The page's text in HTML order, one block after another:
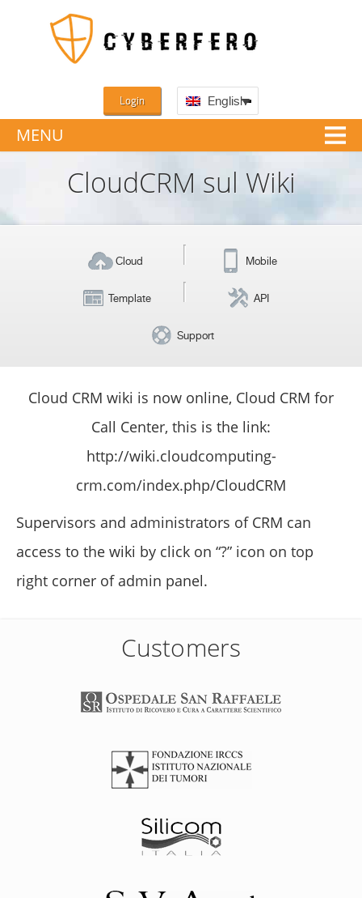
MENU
Login English
CloudCRM sul Wiki
Cloud Mobile
Template API
Support
Cloud CRM wiki is now online, Cloud CRM for
Call Center, this is the link:
http://wiki.cloudcomputing-
crm.com/index.php/CloudCRM
Supervisors and administrators of CRM can
access to the wiki by click on “?” icon on top
right corner of admin panel.
Customers